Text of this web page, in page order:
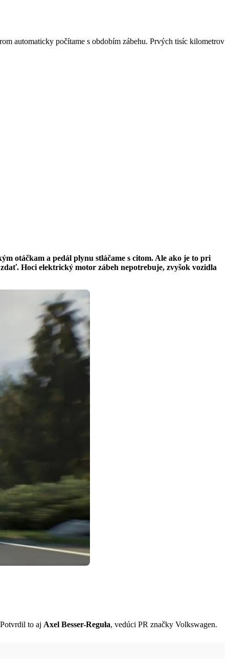
automaticky počítame s obdobím zábehu. Prvých tisíc kilometrov
otáčkam a pedál plynu stláčame s citom. Ale ako je to pri
Hoci elektrický motor zábeh nepotrebuje, zvyšok vozidla
to aj Axel Besser-Reguła, vedúci PR značky Volkswagen.